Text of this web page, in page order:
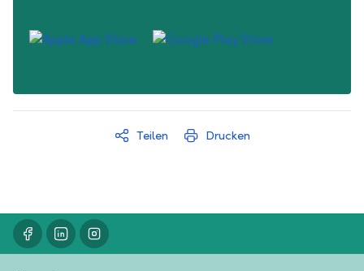
Teilen Drucken